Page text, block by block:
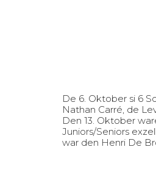
De 6. Oktober si 6
Nathan Carré, de
Den 13. Oktober
Juniors/Seniors
war den Henri De